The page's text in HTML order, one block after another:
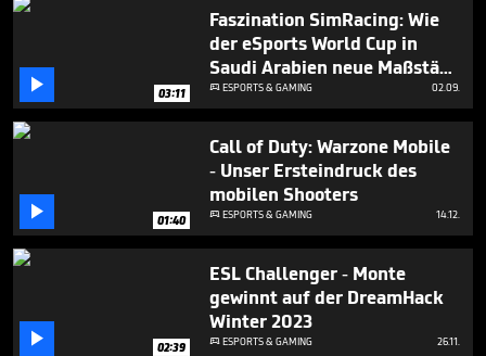
minutes,
 03:11
Faszination SimRacing: Wie
der eSports World Cup in
Saudi Arabien neue Maßstäbe
setzt
ESPORTS & GAMING 02.09.
 01:40
Call of Duty: Warzone Mobile
- Unser Ersteindruck des
mobilen Shooters
ESPORTS & GAMING 14.12.
 02:39
ESL Challenger - Monte
gewinnt auf der DreamHack
Winter 2023
ESPORTS & GAMING 26.11.